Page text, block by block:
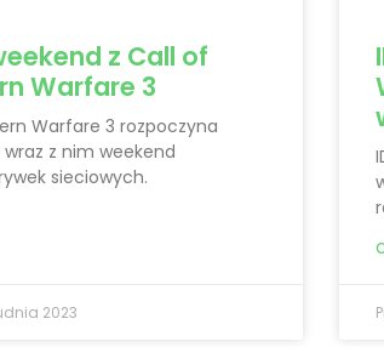
z Call of
Warfare 3
Warfare 3 rozpoczyna
z nim weekend
sieciowych.
2023